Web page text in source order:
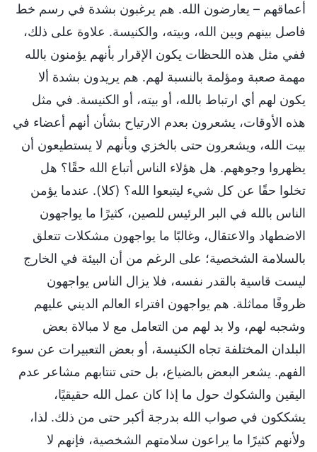
أعماقهم – يعارضون الله. هم يرغبون بشدة في رسم خط
فاصل بينهم وبين الله، وبيته، والكنيسة. علاوة على ذلك،
ففي مثل هذه اللحظات يكون الإقرار بأنهم يؤمنون بالله
مهمة صعبة ومؤلمة بالنسبة لهم. هم يريدون بشدة ألا
يكون لهم أي ارتباط بالله، أو بيته، أو الكنيسة. في مثل
هذه الأوقات، يشعرون بعدم الارتياح بشأن أنهم أعضاء في
بيت الله، ويشعرون حتى بالخزي وبأنهم لا يستطيعون أن
يظهروا وجوههم. هل هؤلاء الناس أتباع الله حقًا؟ هل
تخلوا حقًا عن كل شيء ليتبعوا الله؟ (كلا). عندما يؤمن
الناس بالله في البر الرئيس للصين، كثيرًا ما يواجهون
الاضطهاد والاعتقال، وغالبًا ما يواجهون مشكلات تتعلق
بالسلامة الشخصية؛ على الرغم من أن البيئة في الخارج
ليست قاسية بالقدر نفسه، فلا يزال الناس يواجهون
ظروفًا مماثلة. هم يواجهون افتراء العالم الديني عليهم
وشجبه لهم، ولا بد لهم من التعامل مع لا مبالاة بعض
البلدان المختلفة تجاه الكنيسة، أو بعض التعبيرات عن سوء
الفهم. يشعر البعض بالضياع، بل حتى تنتابهم مشاعر عدم
اليقين والشكوك حول ما إذا كان عمل الله حقيقيًا،
يشككون في صواب الله بدرجة أكبر حتى من ذلك. لذا،
ولأنهم كثيرًا ما يراعون سلامتهم الشخصية، فإنهم لا